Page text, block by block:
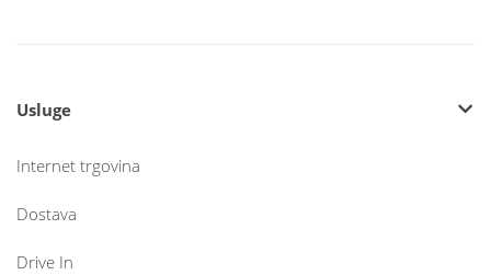
Usluge
Internet trgovina
Dostava
Drive In